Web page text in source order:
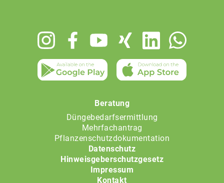
Beratung
Düngebedarfsermittlung
Mehrfachantrag
Pflanzenschutzdokumentation
Datenschutz
Hinweisgeberschutzgesetz
Impressum
Kontakt